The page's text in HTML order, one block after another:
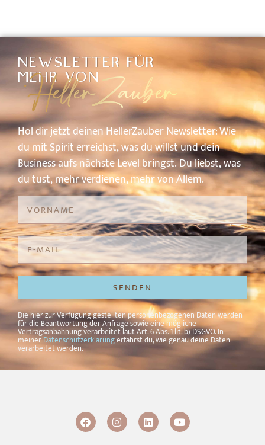
NEWSLETTER FÜR
MEHR VON
HellerZauber
HoldirjetztdeinenHellerZauberNewsletter: Wie
du mit Spiriterreichst,wasduwillstunddein
BusinessaufsnächsteLevel bringst.Duliebst,was
dutust,mehrverdienen,mehrvonAllem.
SENDEN
Alternative:
Die hier zur Verfügung gestellten personenbezogenen Daten werden
für die Beantwortung der Anfrage sowie eine mögliche
Vertragsanbahnung verarbeitet laut Art. 6 Abs. 1 lit. b) DSGVO. In
meinerDatenschutzerklärungerfährst du, wie genau deine Daten
verarbeitet werden.